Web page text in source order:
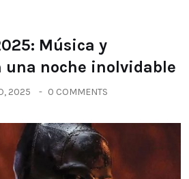
Música y
una noche inolvidable
2025 0 COMMENTS